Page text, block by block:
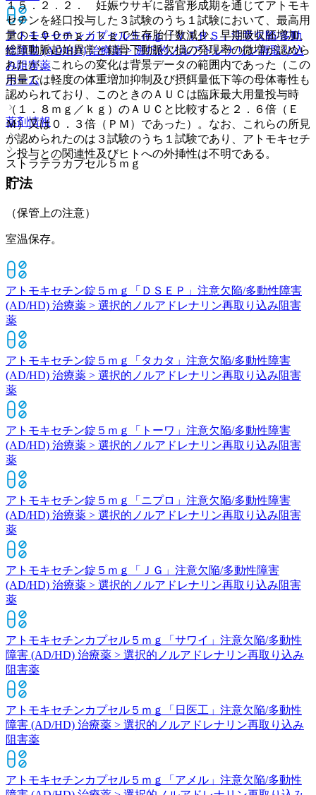
アトモキセチンカプセル５ｍｇ「ＶＴＲＳ」注意欠陥/多動
性障害 (AD/HD) 治療薬 > 選択的ノルアドレナリン再取り込
み阻害薬
ホーム
薬剤情報
ストラテラカプセル５ｍｇ
１５．２．２． 妊娠ウサギに器官形成期を通じてアトモキ
セチンを経口投与した３試験のうち１試験において、最高用
量の１００ｍｇ／ｋｇで生存胎仔数減少、早期吸収胚増加、
総頚動脈起始異常と鎖骨下動脈欠損の発現率の微増が認めら
れたが、これらの変化は背景データの範囲内であった（この
用量では軽度の体重増加抑制及び摂餌量低下等の母体毒性も
認められており、このときのＡＵＣは臨床最大用量投与時
（１．８ｍｇ／ｋｇ）のＡＵＣと比較すると２．６倍（Ｅ
Ｍ）又は０．３倍（ＰＭ）であった）。なお、これらの所見
が認められたのは３試験のうち１試験であり、アトモキセチ
ン投与との関連性及びヒトへの外挿性は不明である。
貯法
（保管上の注意）
室温保存。
アトモキセチン錠５ｍｇ「ＤＳＥＰ」 注意欠陥/多動性障害
(AD/HD) 治療薬 > 選択的ノルアドレナリン再取り込み阻害
薬
アトモキセチン錠５ｍｇ「タカタ」 注意欠陥/多動性障害
(AD/HD) 治療薬 > 選択的ノルアドレナリン再取り込み阻害
薬
アトモキセチン錠５ｍｇ「トーワ」 注意欠陥/多動性障害
(AD/HD) 治療薬 > 選択的ノルアドレナリン再取り込み阻害
薬
アトモキセチン錠５ｍｇ「ニプロ」 注意欠陥/多動性障害
(AD/HD) 治療薬 > 選択的ノルアドレナリン再取り込み阻害
薬
アトモキセチン錠５ｍｇ「ＪＧ」 注意欠陥/多動性障害
(AD/HD) 治療薬 > 選択的ノルアドレナリン再取り込み阻害
薬
アトモキセチンカプセル５ｍｇ「サワイ」 注意欠陥/多動性
障害 (AD/HD) 治療薬 > 選択的ノルアドレナリン再取り込み
阻害薬
アトモキセチンカプセル５ｍｇ「日医工」 注意欠陥/多動性
障害 (AD/HD) 治療薬 > 選択的ノルアドレナリン再取り込み
阻害薬
アトモキセチンカプセル５ｍｇ「アメル」 注意欠陥/多動性